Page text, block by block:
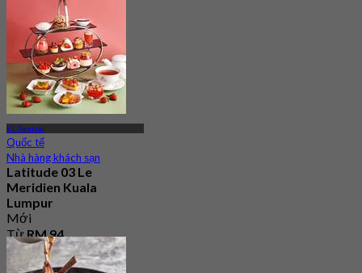
KL Sentral
Quốc tế
Nhà hàng khách sạn
Latitude 03 Le
Meridien Kuala
Lumpur
Mới
Từ RM 94